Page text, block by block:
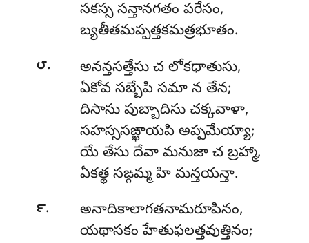
సకస్స సన్తానగతం పరేసం,
బ్యతీతమప్పత్తకమత్రభూతం.
౮.
అనన్తసత్తేసు చ లోకధాతుసు,
ఏకోవ సబ్బేపి సమా న తేన;
దిసాసు పుబ్బాదిసు చక్కవాళా,
సహస్ససఙ్ఖాయపి అప్పమేయ్యా;
యే తేసు దేవా మనుజా చ బ్రహ్మా,
ఏకత్థ సఙ్గమ్మ హి మన్తయన్తా.
౯.
అనాదికాలాగతనామరూపినం,
యథాసకం హేతుఫలత్తవుత్తినం;